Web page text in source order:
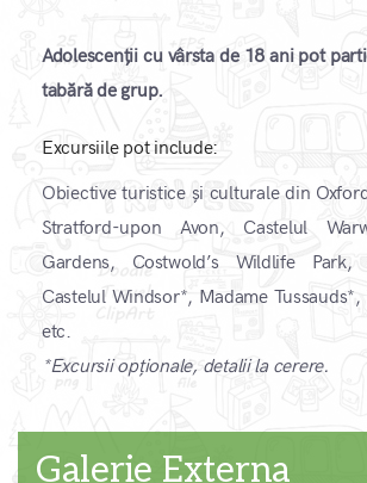
Adolescenții cu vârsta de 18 ani pot
tabără de grup.
Excursiile pot include:
Obiective turistice și culturale din
Stratford-upon Avon, Castelul
Gardens, Costwold’s Wildlife Park,
Castelul Windsor*, Madame
etc.
*Excursii opționale, detalii la cerere.
Galerie Externa